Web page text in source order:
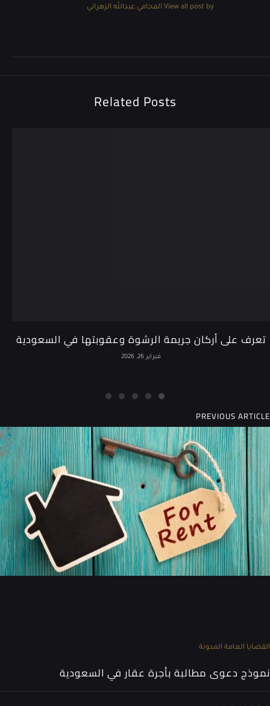
View all post by المحامي عبدالله الزهراني
Related Posts
تعرف على أركان جريمة الرشوة وعقوبتها في السعودية
فبراير 26, 2026
PREVIOUS ARTICLE
القضايا العامة المدونة
نموذج دعوى مطالبة بأجرة عقار في السعودية